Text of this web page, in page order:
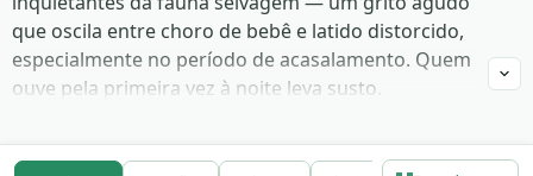
que oscila entre choro de bebê e latido distorcido,
especialmente no período de acasalamento. Quem
ouve pela primeira vez à noite leva susto.
e game de horror rural exploram esse som porque